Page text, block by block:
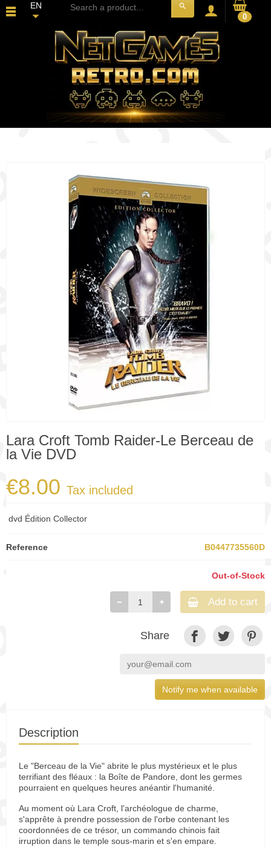
EN
search
0
Lara Croft Tomb Raider-Le Berceau de
la Vie DVD
€8.00 Tax included
dvd Édition Collector
Reference B0447735560D
Out-of-Stock
Add to cart
Share
Notify me when available
Description
Le "Berceau de la Vie" abrite le plus mystérieux et le plus
terrifiant des fléaux : la Boîte de Pandore, dont les germes
pourraient en quelques heures anéantir l'humanité.
Au moment où Lara Croft, l'archéologue de charme,
s'apprête à prendre possession de l'orbe contenant les
coordonnées de ce trésor, un commando chinois fait
irruption dans le temple sous-marin et s'en empare.